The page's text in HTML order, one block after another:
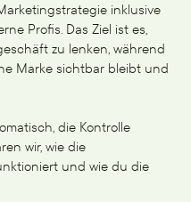
inklusive
Profis. Das Ziel ist es,
zu lenken, während
Marke sichtbar bleibt und
die Kontrolle
wir, wie die
und wie du die